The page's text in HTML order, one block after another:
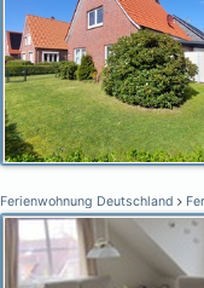
Ferienwohnung Deutschland